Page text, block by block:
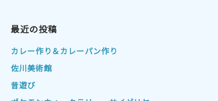
2023年1月
2022年10月 2022年9月
2022年7月
2022年4月
2022年1月 2021年12月 2021年11月
最近の投稿
カレー作り＆カレーパン作り
佐川美術館
昔遊び